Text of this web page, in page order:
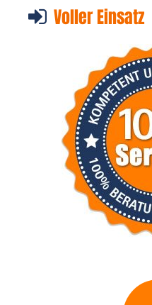
Voller Einsatz